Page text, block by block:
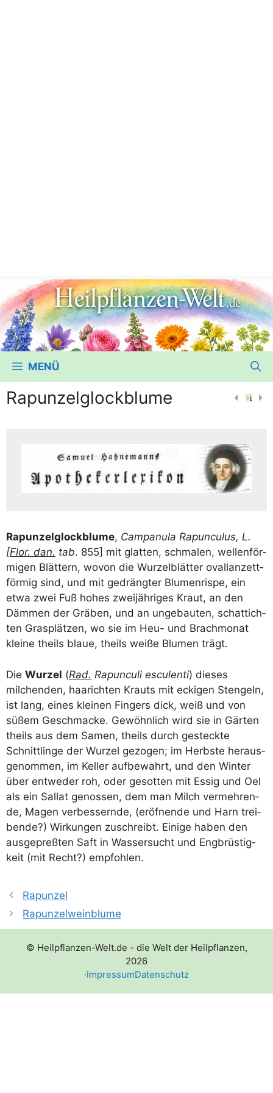
MENÜ
Rapunzelglockblume
Rapun­zel­glock­blu­me, Cam­pa­nu­la Rapun­cu­lus, L.
[Flor. dan. tab. 855] mit glat­ten, schma­len, wel­len­för­
mi­gen Blät­tern, wovon die Wur­zel­blät­ter ovall­an­zett­
för­mig sind, und mit gedräng­ter Blu­men­ris­pe, ein
etwa zwei Fuß hohes zwei­jäh­ri­ges Kraut, an den
Däm­men der Grä­ben, und an unge­bau­ten, schat­tich­
ten Gras­plät­zen, wo sie im Heu- und Brach­mo­nat
klei­ne theils blaue, theils wei­ße Blu­men trägt.
Die Wur­zel (Rad. Rapun­cu­li escu­len­ti) die­ses
milchen­den, haa­rich­ten Krauts mit ecki­gen Sten­geln,
ist lang, eines klei­nen Fin­gers dick, weiß und von
süßem Geschma­cke. Gewöhn­lich wird sie in Gär­ten
theils aus dem Samen, theils durch gesteck­te
Schnitt­lin­ge der Wur­zel gezo­gen; im Herbs­te her­aus­
ge­nom­men, im Kel­ler auf­be­wahrt, und den Win­ter
über ent­we­der roh, oder gesot­ten mit Essig und Oel
als ein Sal­lat genos­sen, dem man Milch ver­meh­ren­
de, Magen ver­bes­sern­de, (eröf­nen­de und Harn trei­
ben­de?) Wir­kun­gen zuschreibt. Eini­ge haben den
aus­ge­preß­ten Saft in Was­ser­sucht und Eng­brüs­tig­
keit (mit Recht?) empfohlen.
Rapunzel
Rapunzelweinblume
© Heilpflanzen-Welt.de - die Welt der Heilpflanzen,
2026
·ImpressumDatenschutz